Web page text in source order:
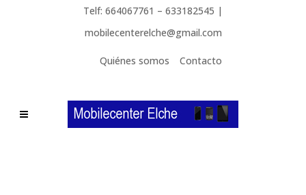
Telf: 664067761 – 633182545 |
mobilecenterelche@gmail.com
Quiénes somos Contacto